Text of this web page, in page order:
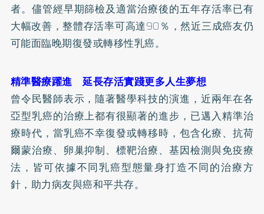
者。儘管經早期篩檢及適當治療後的五年存活率已有
大幅改善，整體存活率可高達90％，然近三成癌友仍
可能面臨晚期復發或轉移性乳癌。
精準醫療躍進 延長存活實踐更多人生夢想
曾令民醫師表示，隨著醫學科技的演進，近兩年在各
亞型乳癌的治療上都有很顯著的進步，已邁入精準治
療時代，當乳癌不幸復發或轉移時，包含化療、抗荷
爾蒙治療、卵巢抑制、標靶治療、基因檢測與免疫療
法，皆可依據不同乳癌型態量身打造不同的治療方
針，助力病友與癌和平共存。